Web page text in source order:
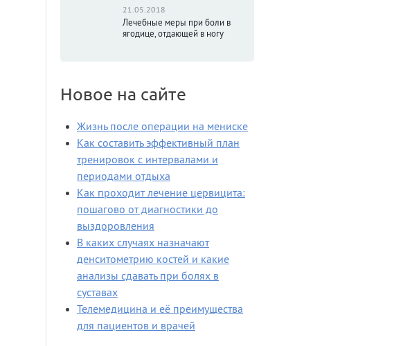
21.05.2018
Лечебные меры при боли в
ягодице, отдающей в ногу
Новое на сайте
Жизнь после операции на мениске
Как составить эффективный план
тренировок с интервалами и
периодами отдыха
Как проходит лечение цервицита:
пошагово от диагностики до
выздоровления
В каких случаях назначают
денситометрию костей и какие
анализы сдавать при болях в
суставах
Телемедицина и её преимущества
для пациентов и врачей